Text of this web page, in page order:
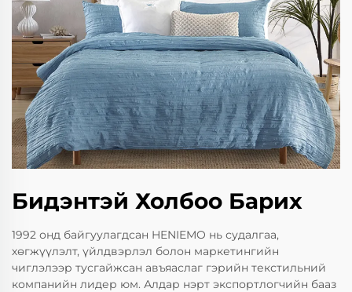
Бидэнтэй Холбоо Барих
1992 онд байгуулагдсан HENIEMO нь судалгаа,
хөгжүүлэлт, үйлдвэрлэл болон маркетингийн
чиглэлээр тусгайжсан авъяаслаг гэрийн текстильний
компанийн лидер юм. Алдар нэрт экспортлогчийн бааз